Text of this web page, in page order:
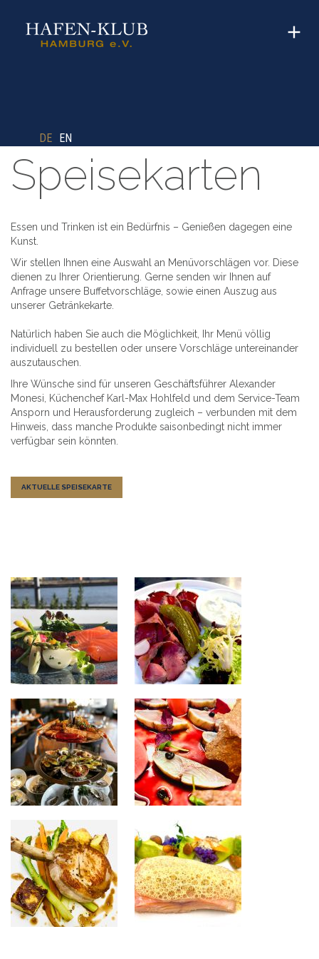
DE EN
Speisekarten
Essen und Trinken ist ein Bedürfnis – Genießen dagegen eine
Kunst.
Wir stellen Ihnen eine Auswahl an Menüvorschlägen vor. Diese
dienen zu Ihrer Orientierung. Gerne senden wir Ihnen auf
Anfrage unsere Buffetvorschläge, sowie einen Auszug aus
unserer Getränkekarte.
Natürlich haben Sie auch die Möglichkeit, Ihr Menü völlig
individuell zu bestellen oder unsere Vorschläge untereinander
auszutauschen.
Ihre Wünsche sind für unseren Geschäftsführer Alexander
Monesi, Küchenchef Karl-Max Hohlfeld und dem Service-Team
Ansporn und Herausforderung zugleich – verbunden mit dem
Hinweis, dass manche Produkte saisonbedingt nicht immer
verfügbar sein könnten.
AKTUELLE SPEISEKARTE